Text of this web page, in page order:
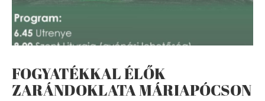
FOGYATÉKKAL ÉLŐK
ZARÁNDOKLATA MÁRIAPÓCSON